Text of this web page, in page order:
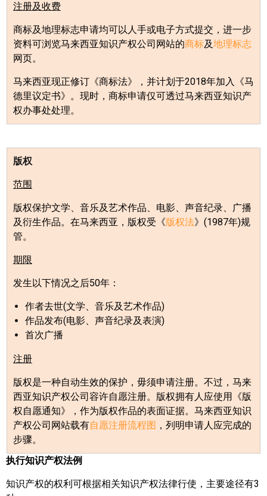
注册及收费
商标及地理标志申请均可以人手或电子方式提交，进一步
资料可浏览马来西亚知识产权公司网站的商标及地理标志
网页。
马来西亚现正修订《商标法》，并计划于2018年加入《马
德里议定书》。现时，商标申请仅可透过马来西亚知识产
权办事处处理。
版权
范围
版权保护文学、音乐及艺术作品、电影、声音纪录、广播
及衍生作品。在马来西亚，版权受《版权法》 (1987年)规
管。
期限
发生以下情况之后50年：
作者去世(文学、音乐及艺术作品)
作品发布(电影、声音纪录及表演)
首次广播
注册
版权是一种自动生效的保护，毋须申请注册。不过，马来
西亚知识产权公司容许自愿注册。版权拥有人应使用《版
权自愿通知》，作为版权作品的表面证据。马来西亚知识
产权公司网站载有自愿注册流程图 ，列明申请人应完成的
步骤。
执行知识产权法例
知识产权的权利可根据相关知识产权法律行使，主要途径有3